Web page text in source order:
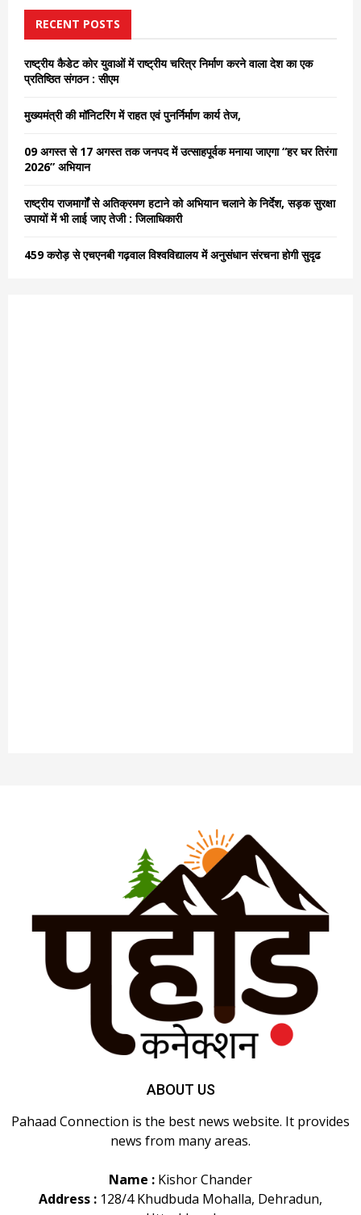
f
o
r
RECENT POSTS
राष्ट्रीय कैडेट कोर युवाओं में राष्ट्रीय चरित्र निर्माण करने वाला देश का एक
प्रतिष्ठित संगठन : सीएम
मुख्यमंत्री की मॉनिटरिंग में राहत एवं पुनर्निर्माण कार्य तेज,
09 अगस्त से 17 अगस्त तक जनपद में उत्साहपूर्वक मनाया जाएगा “हर घर तिरंगा
2026” अभियान
राष्ट्रीय राजमार्गों से अतिक्रमण हटाने को अभियान चलाने के निर्देश, सड़क सुरक्षा
उपायों में भी लाई जाए तेजी : जिलाधिकारी
459 करोड़ से एचएनबी गढ़वाल विश्वविद्यालय में अनुसंधान संरचना होगी सुदृढ
ABOUT US
Pahaad Connection is the best news website. It provides
news from many areas.
Name : Kishor Chander
Address : 128/4 Khudbuda Mohalla, Dehradun,